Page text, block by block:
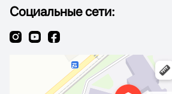
Социальные сети: